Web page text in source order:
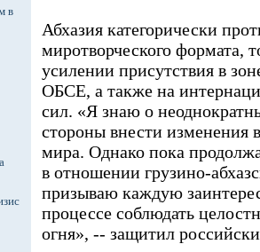
в
Абхазия категорически
миротворческого формата,
усилении присутствия в
ОБСЕ, а также на
сил. «Я знаю о
стороны внести изменения
мира. Однако пока
в отношении грузино-
призываю каждую
процессе соблюдать
огня», -- защитил